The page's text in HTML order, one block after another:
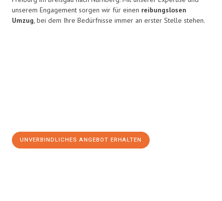
unserem Engagement sorgen wir für einen reibungslosen
Umzug, bei dem Ihre Bedürfnisse immer an erster Stelle stehen.
UNVERBINDLICHES ANGEBOT ERHALTEN